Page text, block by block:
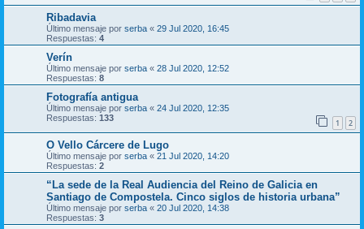
Ribadavia
Último mensaje por serba « 29 Jul 2020, 16:45
Respuestas: 4
Verín
Último mensaje por serba « 28 Jul 2020, 12:52
Respuestas: 8
Fotografía antigua
Último mensaje por serba « 24 Jul 2020, 12:35
Respuestas: 133 1 2
O Vello Cárcere de Lugo
Último mensaje por serba « 21 Jul 2020, 14:20
Respuestas: 2
“La sede de la Real Audiencia del Reino de Galicia en
Santiago de Compostela. Cinco siglos de historia urbana”
Último mensaje por serba « 20 Jul 2020, 14:38
Respuestas: 3